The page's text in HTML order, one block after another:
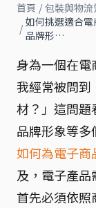
首頁 / 包裝與物
/ 如何挑選適合
品牌形…
身為一個在電
我經常被問到
材？」這問題
品牌形象等
如何為電子商
及，電子產品
首先必須依